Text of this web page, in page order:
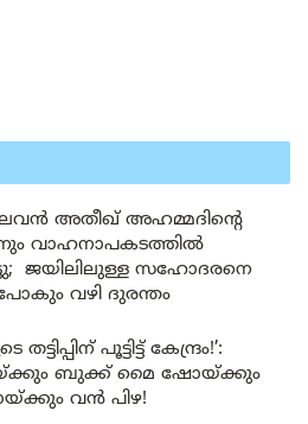
അതീഖ് അഹമ്മദിന്റെ
വാഹനാപകടത്തിൽ
ജയിലിലുള്ള സഹോദരനെ
വഴി ദുരന്തം
പൂട്ടിട്ട് കേന്ദ്രം!’:
ബുക്ക് മൈ ഷോയ്ക്കും
വൻ പിഴ!